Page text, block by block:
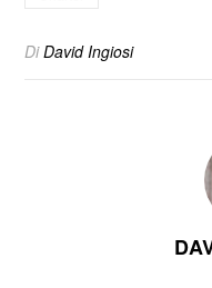
DiDavid Ingiosi